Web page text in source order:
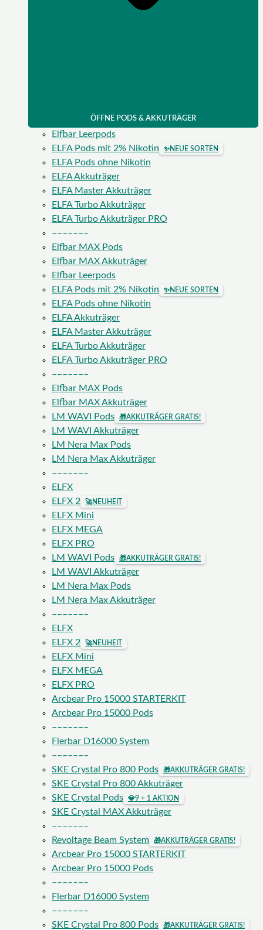
ÖFFNE PODS & AKKUTRÄGER
Elfbar Leerpods
ELFA Pods mit 2% Nikotin
✨NEUE SORTEN
ELFA Pods ohne Nikotin
ELFA Akkuträger
ELFA Master Akkuträger
ELFA Turbo Akkuträger
ELFA Turbo Akkuträger PRO
–––––––
Elfbar MAX Pods
Elfbar MAX Akkuträger
Elfbar Leerpods
ELFA Pods mit 2% Nikotin
✨NEUE SORTEN
ELFA Pods ohne Nikotin
ELFA Akkuträger
ELFA Master Akkuträger
ELFA Turbo Akkuträger
ELFA Turbo Akkuträger PRO
–––––––
Elfbar MAX Pods
Elfbar MAX Akkuträger
LM WAVI Pods
🎁AKKUTRÄGER GRATIS!
LM WAVI Akkuträger
LM Nera Max Pods
LM Nera Max Akkuträger
–––––––
ELFX
ELFX 2
🚀NEUHEIT
ELFX Mini
ELFX MEGA
ELFX PRO
LM WAVI Pods
🎁AKKUTRÄGER GRATIS!
LM WAVI Akkuträger
LM Nera Max Pods
LM Nera Max Akkuträger
–––––––
ELFX
ELFX 2
🚀NEUHEIT
ELFX Mini
ELFX MEGA
ELFX PRO
Arcbear Pro 15000 STARTERKIT
Arcbear Pro 15000 Pods
–––––––
Flerbar D16000 System
–––––––
SKE Crystal Pro 800 Pods
🎁AKKUTRÄGER GRATIS!
SKE Crystal Pro 800 Akkuträger
SKE Crystal Pods
💎9 + 1 AKTION
SKE Crystal MAX Akkuträger
–––––––
Revoltage Beam System
🎁AKKUTRÄGER GRATIS!
Arcbear Pro 15000 STARTERKIT
Arcbear Pro 15000 Pods
–––––––
Flerbar D16000 System
–––––––
SKE Crystal Pro 800 Pods
🎁AKKUTRÄGER GRATIS!